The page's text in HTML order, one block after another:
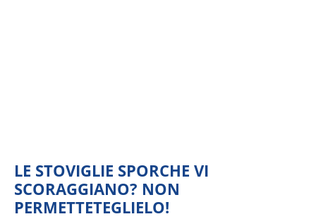
LE STOVIGLIE SPORCHE VI
SCORAGGIANO? NON
PERMETTETEGLIELO!